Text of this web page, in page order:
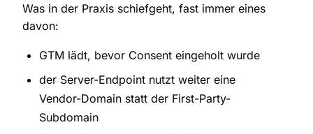
Was in der Praxis schiefgeht, fast immer eines
davon:
GTM lädt, bevor Consent eingeholt wurde
der Server-Endpoint nutzt weiter eine
Vendor-Domain statt der First-Party-
Subdomain